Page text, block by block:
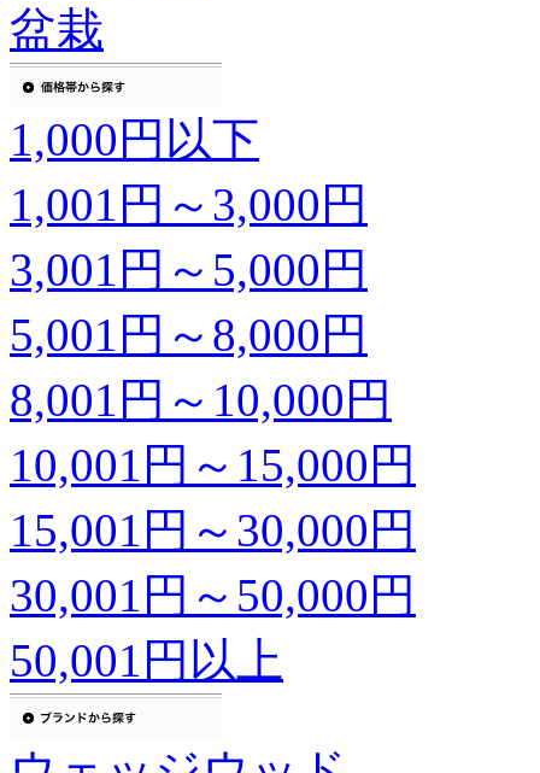
盆栽
1,000円以下
1,001円～3,000円
3,001円～5,000円
5,001円～8,000円
8,001円～10,000円
10,001円～15,000円
15,001円～30,000円
30,001円～50,000円
50,001円以上